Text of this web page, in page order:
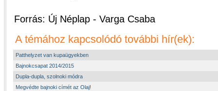
Forrás: Új Néplap - Varga Csaba
A témához kapcsolódó további hír(ek):
Patthelyzet van kupaügyekben
Bajnokcsapat 2014/2015
Dupla-dupla, szolnoki módra
Megvédte bajnoki címét az Olaj!